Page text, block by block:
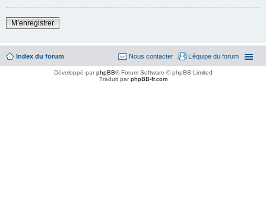
M’enregistrer
Index du forum L’équipe du forum
Nous contacter
Développé parphpBB® Forum Software © phpBB Limited
Traduit parphpBB-fr.com